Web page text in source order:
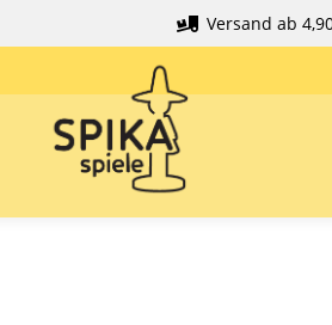
Versand ab